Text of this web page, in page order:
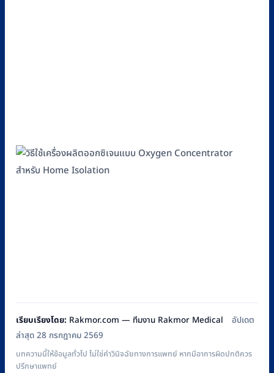
เรียบเรียงโดย: Rakmor.com — ทีมงาน Rakmor Medical
อัปเดต
ล่าสุด 28 กรกฎาคม 2569
บทความนี้ให้ข้อมูลทั่วไป ไม่ใช่คำวินิจฉัยทางการแพทย์ หากมีอาการผิดปกติควร
ปรึกษาแพทย์